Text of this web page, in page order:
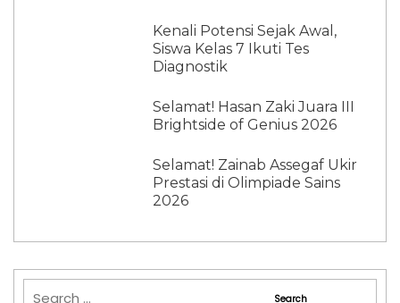
Kenali Potensi Sejak Awal,
Siswa Kelas 7 Ikuti Tes
Diagnostik
Selamat! Hasan Zaki Juara III
Brightside of Genius 2026
Selamat! Zainab Assegaf Ukir
Prestasi di Olimpiade Sains
2026